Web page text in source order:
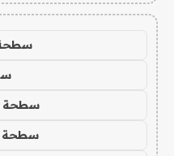
سطحة
سطحة